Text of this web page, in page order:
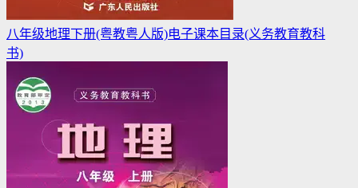
八年级地理下册(粤教粤人版)电子课本目录(义务教育教科
书)